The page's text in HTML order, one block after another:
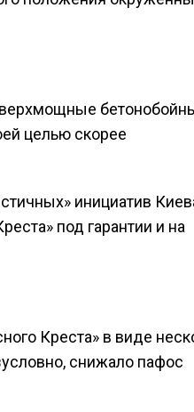
целью скорее
инициатив
под гарантии и на
Креста» в виде
снижало пафос